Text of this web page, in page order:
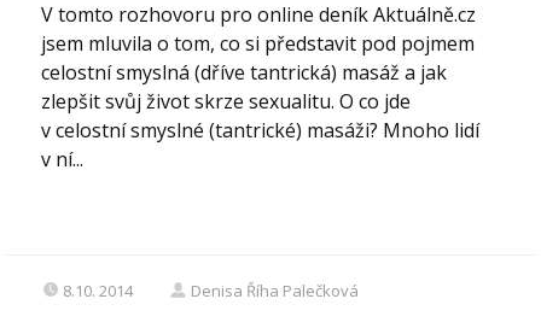
V tomto rozhovoru pro online deník Aktuálně.cz
jsem mluvila o tom, co si představit pod pojmem
celostní smyslná (dříve tantrická) masáž a jak
zlepšit svůj život skrze sexualitu. O co jde
v celostní smyslné (tantrické) masáži? Mnoho lidí
v ní...
8.10. 2014 Denisa Říha Palečková